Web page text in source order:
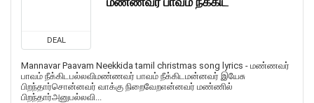
DEAL
Mannavar Paavam Neekkida tamil christmas song lyrics - மண்ணவர்
பாவம் நீக்கிடபல்லவிமண்ணவர் பாவம் நீக்கிடமன்னவர் இயேசு
பிறந்தார்சொன்னவர் வாக்கு நிறைவேறஎன்னவர் மண்ணில்
பிறந்தார்அனுபல்லவி...